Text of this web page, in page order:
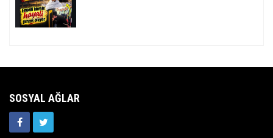
SOSYAL AĞLAR